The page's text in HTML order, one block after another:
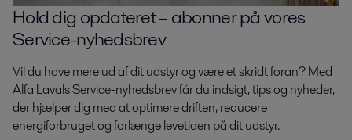
Hold dig opdateret – abonner på vores
Service-nyhedsbrev
Vil du have mere ud af dit udstyr og være et skridt foran? Med
Alfa Lavals Service-nyhedsbrev får du indsigt, tips og nyheder,
der hjælper dig med at optimere driften, reducere
energiforbruget og forlænge levetiden på dit udstyr.